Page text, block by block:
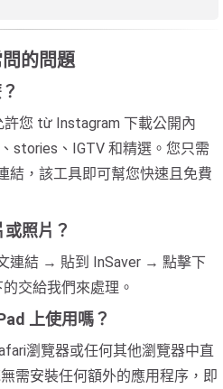
的問題
您 từ Instagram 下載公開內
stories、IGTV 和精選。您只需
結，該工具即可幫您快速且免費
照片？
連結 → 貼到 InSaver → 點擊下
交給我們來處理。
上使用嗎？
瀏覽器或任何其他瀏覽器中直
需安裝任何額外的應用程序，即